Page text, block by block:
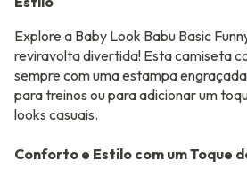
Explore a Baby Look Babu Basic
reviravolta divertida! Esta camiseta
sempre com uma estampa
para treinos ou para adicionar um
looks casuais.
Conforto e Estilo com um Toque